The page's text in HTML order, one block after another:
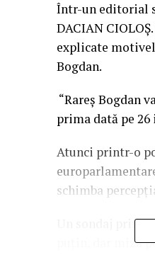
Într-un editorial
DACIAN
explicate
Bogdan.
“Rareş Bogdan
prima dată pe
Atunci printr-o
schimba
Un sondaj
puţin, dar miza